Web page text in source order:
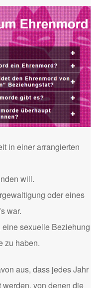
in einer arrangierten
will.
oder eines
war.
sexuelle Beziehung
zu haben.
aus, dass jedes Jahr
von denen die